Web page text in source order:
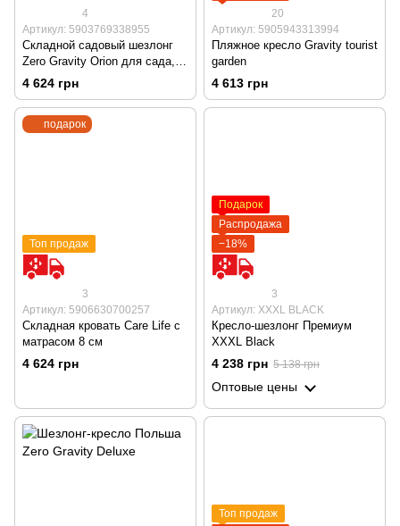
4
Артикул: 5903769338955
Складной садовый шезлонг
Zero Gravity Orion для сада,
террасы и пляжа с
подставкой для напитков,
держателем для смартфона,
черный
4 624 грн
20
Артикул: 5905943313994
Пляжное кресло Gravity tourist
garden
4 613 грн
подарок
Топ продаж
3
Артикул: 5906630700257
Складная кровать Care Life с
матрасом 8 см
4 624 грн
Подарок
Распродажа
−18%
3
Артикул: XXXL BLACK
Кресло-шезлонг Премиум
XXXL Black
4 238 грн 5 138 грн
Оптовые цены
Топ продаж